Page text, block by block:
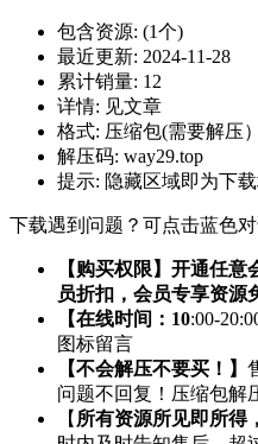
包含资源: (1个)
最近更新: 2024-11-28
累计销量: 12
详情: 见文章
格式: 压缩包(需要解压）
解压码: way29.top
提示: 隐藏区域即为下
下载遇到问题？可点击蓝色
【购买权限】开通任
员折扣，会员专享资源
【在线时间：10:00-
图标留言
【不会解压不要买！】
问题不回复！压缩包解
【 所有资源所见即所得